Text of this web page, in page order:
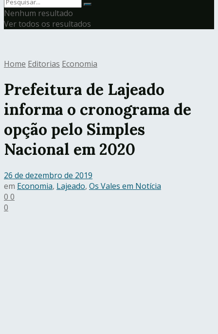
Nenhum resultado
Ver todos os resultados
Home Editorias Economia
Prefeitura de Lajeado
informa o cronograma de
opção pelo Simples
Nacional em 2020
26 de dezembro de 2019
em Economia, Lajeado, Os Vales em Notícia
0 0
0